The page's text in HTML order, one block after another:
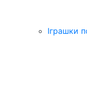
Іграшки